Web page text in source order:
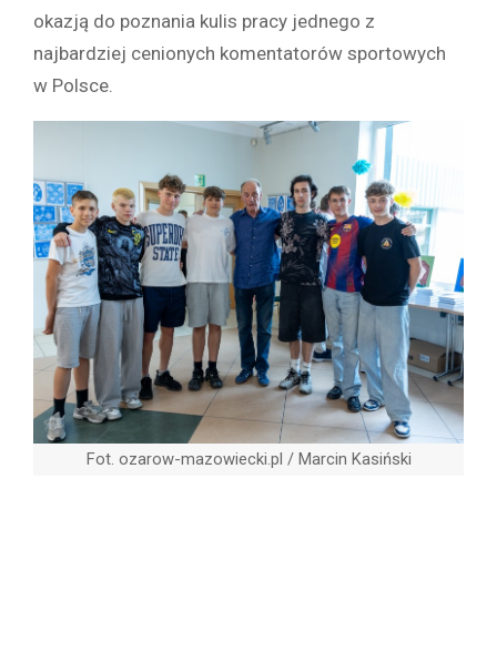
okazją do poznania kulis pracy jednego z
najbardziej cenionych komentatorów sportowych
w Polsce.
Fot. ozarow-mazowiecki.pl / Marcin Kasiński